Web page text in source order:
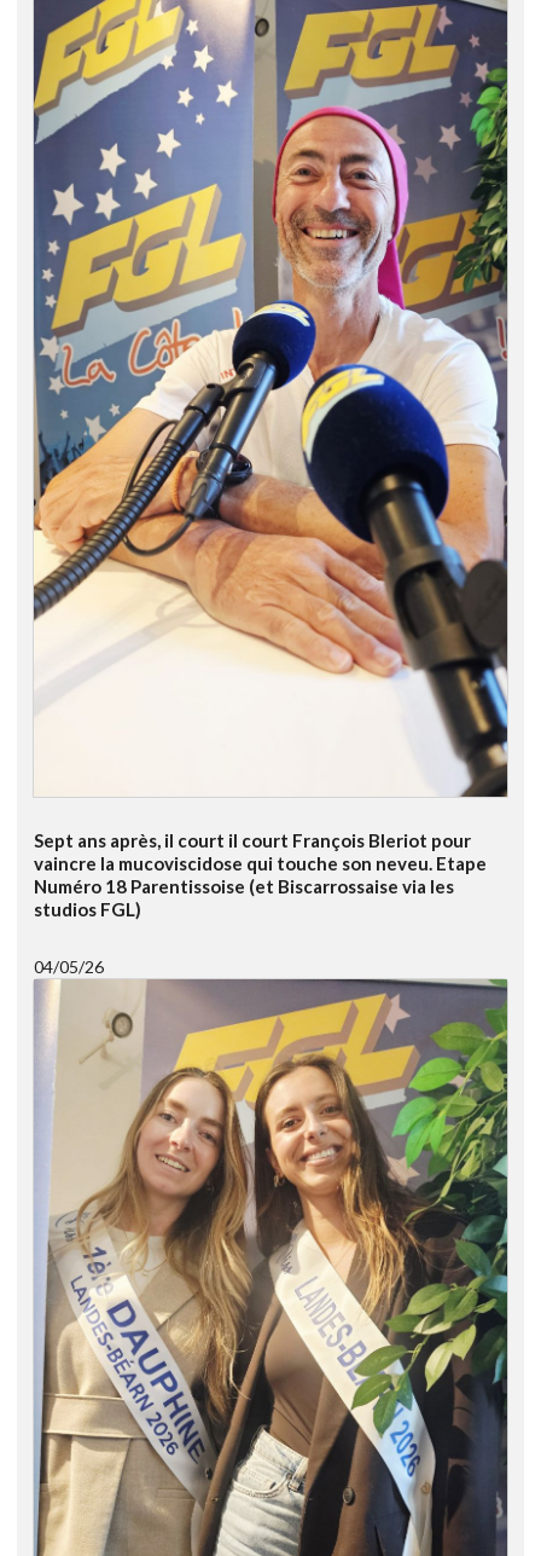
Sept ans après, il court il court François Bleriot pour
vaincre la mucoviscidose qui touche son neveu. Etape
Numéro 18 Parentissoise (et Biscarrossaise via les
studios FGL)
04/05/26